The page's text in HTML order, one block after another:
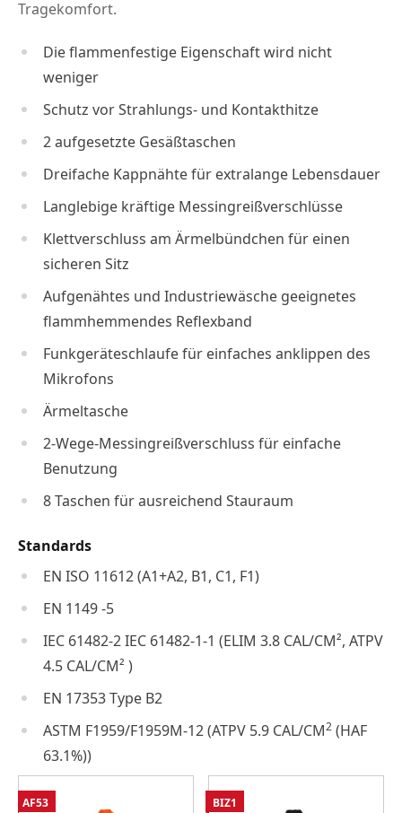
Tragekomfort.
Die flammenfestige Eigenschaft wird nicht
weniger
Schutz vor Strahlungs- und Kontakthitze
2 aufgesetzte Gesäßtaschen
Dreifache Kappnähte für extralange Lebensdauer
Langlebige kräftige Messingreißverschlüsse
Klettverschluss am Ärmelbündchen für einen
sicheren Sitz
Aufgenähtes und Industriewäsche geeignetes
flammhemmendes Reflexband
Funkgeräteschlaufe für einfaches anklippen des
Mikrofons
Ärmeltasche
2-Wege-Messingreißverschluss für einfache
Benutzung
8 Taschen für ausreichend Stauraum
Standards
EN ISO 11612 (A1+A2, B1, C1, F1)
EN 1149 -5
IEC 61482-2 IEC 61482-1-1 (ELIM 3.8 CAL/CM², ATPV
4.5 CAL/CM² )
EN 17353 Type B2
ASTM F1959/F1959M-12 (ATPV 5.9 CAL/CM2 (HAF
63.1%))
AF53 BIZ1